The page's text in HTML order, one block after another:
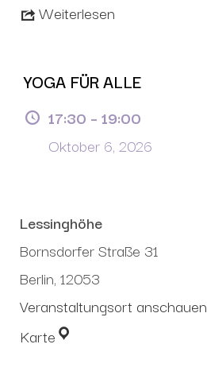
Weiterlesen
YOGA FÜR ALLE
17:30 – 19:00
Oktober 6, 2026
Lessinghöhe
Bornsdorfer Straße 31
Berlin, 12053
Veranstaltungsort anschauen
Karte